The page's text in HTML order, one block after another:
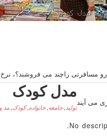
مسافرتی راچند می فروشند؟،
می آیند
مدل کودک
تولید ,جامعه,خانواده,کودک, مد
No